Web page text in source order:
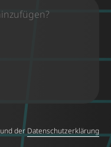
und der Datenschutzerklärung